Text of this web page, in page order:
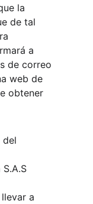
la
de tal
a
de correo
web de
obtener
del
a